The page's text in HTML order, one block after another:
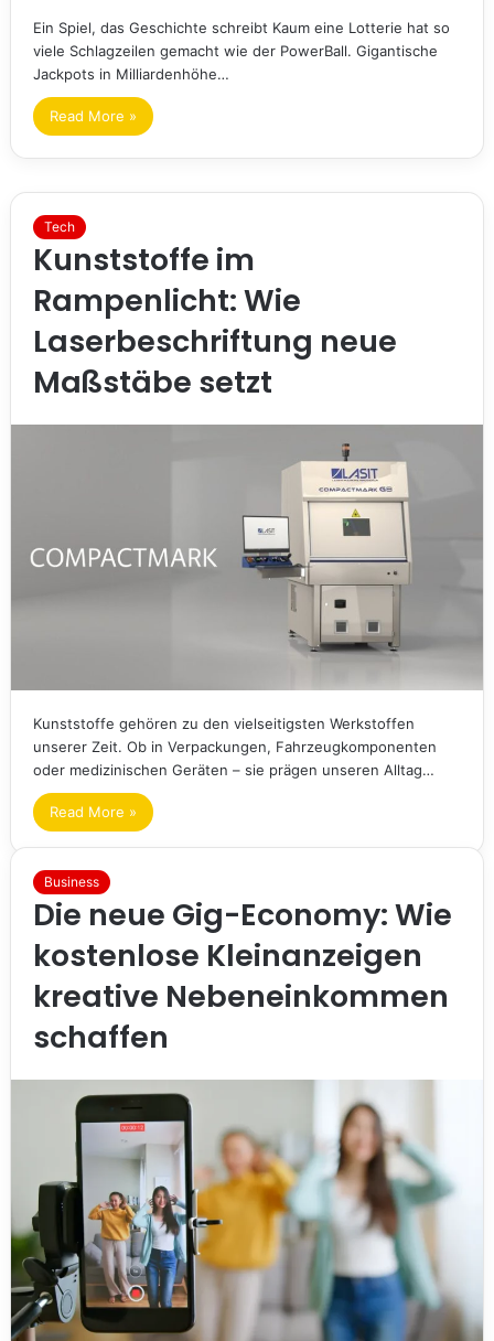
Ein Spiel, das Geschichte schreibt Kaum eine Lotterie hat so
viele Schlagzeilen gemacht wie der PowerBall. Gigantische
Jackpots in Milliardenhöhe…
Read More »
Tech
Kunststoffe im
Rampenlicht: Wie
Laserbeschriftung neue
Maßstäbe setzt
Kunststoffe gehören zu den vielseitigsten Werkstoffen
unserer Zeit. Ob in Verpackungen, Fahrzeugkomponenten
oder medizinischen Geräten – sie prägen unseren Alltag…
Read More »
Business
Die neue Gig-Economy: Wie
kostenlose Kleinanzeigen
kreative Nebeneinkommen
schaffen